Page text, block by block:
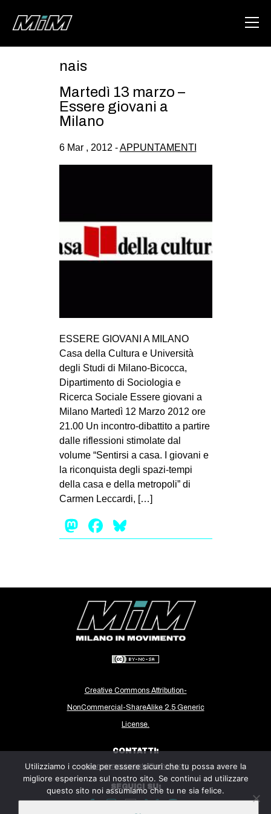
ABOUT
DEGENERAZIONE
STUDENTI TSUNAMI
ZAM
SPAZI
SPORT POPOLARE
MOVIMENTI
AMBIENTE
ANTIFASCISMO
DIRITTO ALL’ABITARE
MIGRAZIONI
PRECARIATO
STUDENTI
MANIFESTI
MUSICA
RECENSIONI
AFRICA
AMERICHE
EUROPA
MEDIO ORIENTE
nais
Martedì 13 marzo –
Essere giovani a
Milano
6 Mar , 2012 -APPUNTAMENTI
ESSERE GIOVANI A MILANO
Casa della Cultura e Università
degli Studi di Milano-Bicocca,
Dipartimento di Sociologia e
Ricerca Sociale Essere giovani a
Milano Martedì 12 Marzo 2012 ore
21.00 Un incontro-dibattito a partire
dalle riflessioni stimolate dal
volume “Sentirsi a casa. I giovani e
la riconquista degli spazi-tempi
della casa e della metropoli” di
Carmen Leccardi, […]
Mastodon
Facebook
Creative Commons Attribution-
NonCommercial-ShareAlike 2.5 Generic
License.
CONTATTI:
milanoinmovimento@gmail.com
SEGUICI SU:
Utilizziamo i cookie per essere sicuri che tu possa avere la
migliore esperienza sul nostro sito. Se continui ad utilizzare
questo sito noi assumiamo che tu ne sia felice.